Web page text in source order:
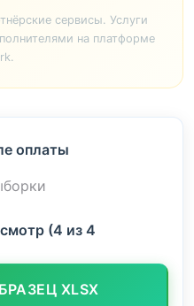
сервисы. Услуги
на платформе
оплаты
(4 из 4
XLSX